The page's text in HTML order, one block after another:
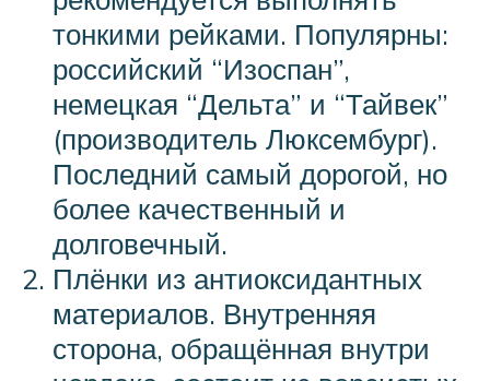
тонкими рейками. Популярны:
российский “Изоспан”,
немецкая “Дельта” и “Тайвек”
(производитель Люксембург).
Последний самый дорогой, но
более качественный и
долговечный.
Плёнки из антиоксидантных
материалов. Внутренняя
сторона, обращённая внутри